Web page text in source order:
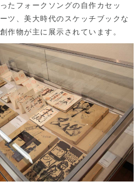
たフォークソングの自作カセッ
ツ、美大時代のスケッチブックな
作物が主に展示されています。